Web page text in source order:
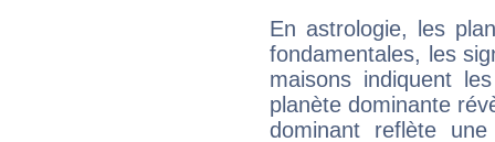
En astrologie, les
fondamentales, les
maisons indiquent
planète dominante
dominant reflète